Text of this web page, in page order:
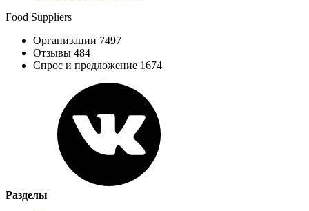
Food Suppliers
Организации 7497
Отзывы 484
Спрос и предложение 1674
Разделы